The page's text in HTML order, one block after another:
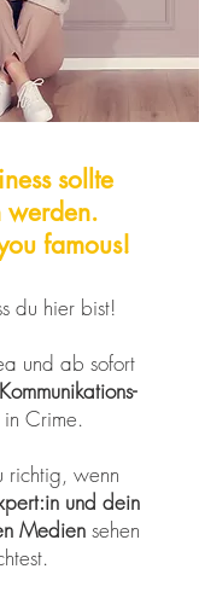
sollte
werden.
famous!
du hier bist!
und ab sofort
in Crime.
richtig, wenn
und dein
Mediensehen